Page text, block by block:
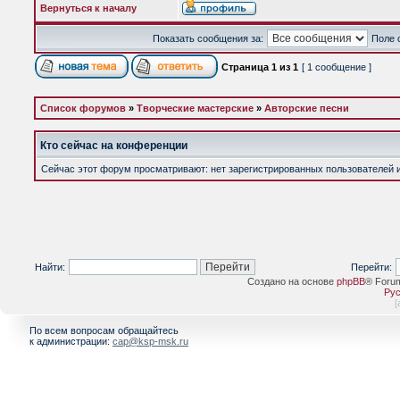
Вернуться к началу
Показать сообщения за: Поле
Страница 1 из 1 [ 1 сообщение ]
Список форумов » Творческие мастерские » Авторские песни
Кто сейчас на конференции
Сейчас этот форум просматривают: нет зарегистрированных пользователей
Найти:
Перейти:
Создано на основе phpBB®
[
По всем вопросам обращайтесь
к администрации: cap@ksp-msk.ru